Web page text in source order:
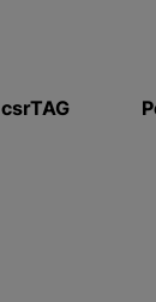
csrTAG